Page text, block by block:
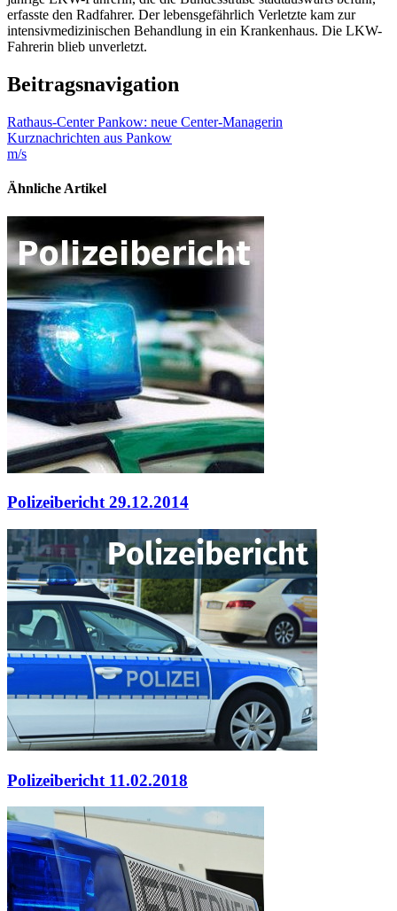
erfasste den Radfahrer. Der lebensgefährlich Verletzte kam zur
intensivmedizinischen Behandlung in ein Krankenhaus. Die LKW-
Fahrerin blieb unverletzt.
Beitragsnavigation
Rathaus-Center Pankow: neue Center-Managerin
Kurznachrichten aus Pankow
m/s
Ähnliche Artikel
Polizeibericht 29.12.2014
Polizeibericht 11.02.2018